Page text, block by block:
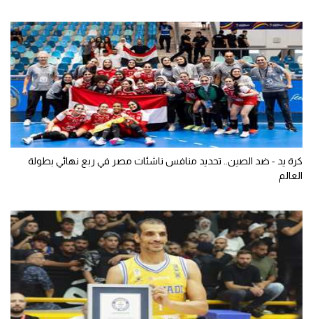
كرة يد - ضد الصين.. تحديد منافس ناشئات مصر في ربع نهائي بطولة
العالم